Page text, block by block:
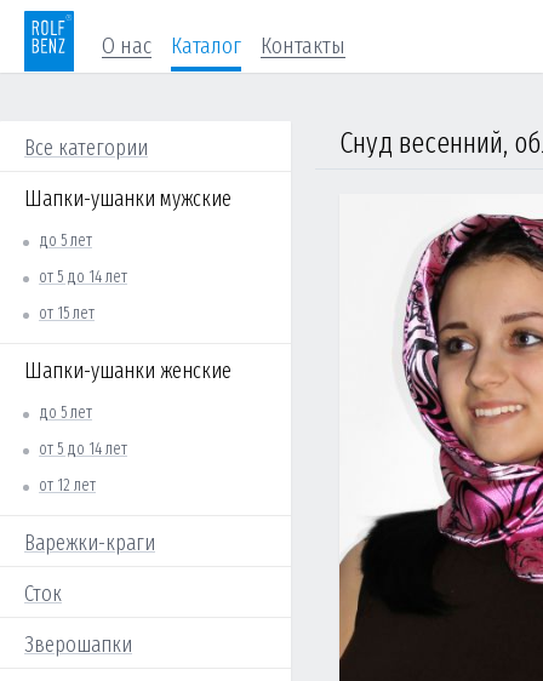
О нас Каталог Контакты
Все категории
Шапки-ушанки мужские
до 5 лет
от 5 до 14 лет
от 15 лет
Шапки-ушанки женские
до 5 лет
от 5 до 14 лет
от 12 лет
Варежки-краги
Сток
Зверошапки
Снуд весенний,